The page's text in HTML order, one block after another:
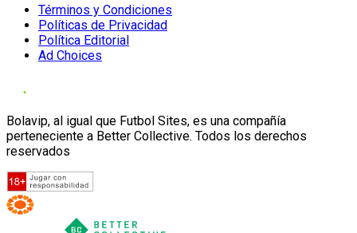
Términos y Condiciones
Políticas de Privacidad
Política Editorial
Ad Choices
Bolavip, al igual que Futbol Sites, es una compañía
perteneciente a Better Collective. Todos los derechos
reservados